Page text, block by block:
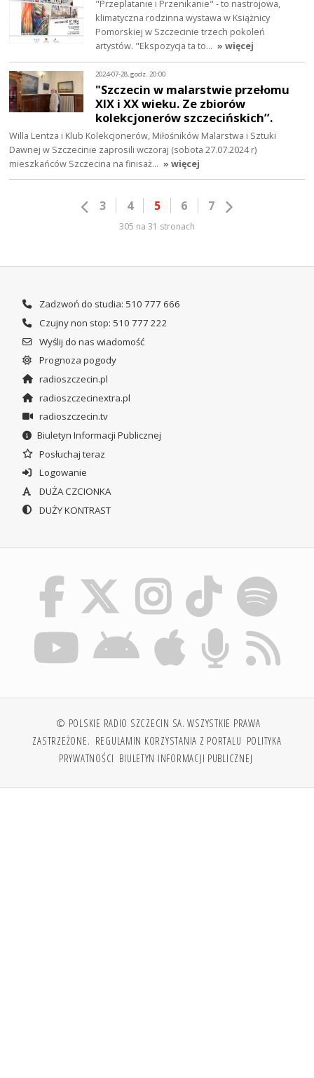
"Przeplatanie i Przenikanie" - to nastrojowa,
klimatyczna rodzinna wystawa w Książnicy
Pomorskiej w Szczecinie trzech pokoleń
artystów. "Ekspozycja ta to… » więcej
2024-07-28, godz. 20:00
"Szczecin w malarstwie przełomu
XIX i XX wieku. Ze zbiorów
kolekcjonerów szczecińskich’’.
Willa Lentza i Klub Kolekcjonerów, Miłośników Malarstwa i Sztuki
Dawnej w Szczecinie zaprosili wczoraj (sobota 27.07.2024 r)
mieszkańców Szczecina na finisaż… » więcej
3 4 5 6 7
305 na 31 stronach
Zadzwoń do studia: 510 777 666
Czujny non stop: 510 777 222
Wyślij do nas wiadomość
Prognoza pogody
radioszczecin.pl
radioszczecinextra.pl
radioszczecin.tv
Biuletyn Informacji Publicznej
Posłuchaj teraz
Logowanie
DUŻA CZCIONKA
DUŻY KONTRAST
© POLSKIE RADIO SZCZECIN SA. WSZYSTKIE PRAWA
ZASTRZEŻONE. REGULAMIN KORZYSTANIA Z PORTALU POLITYKA
PRYWATNOŚCI BIULETYN INFORMACJI PUBLICZNEJ